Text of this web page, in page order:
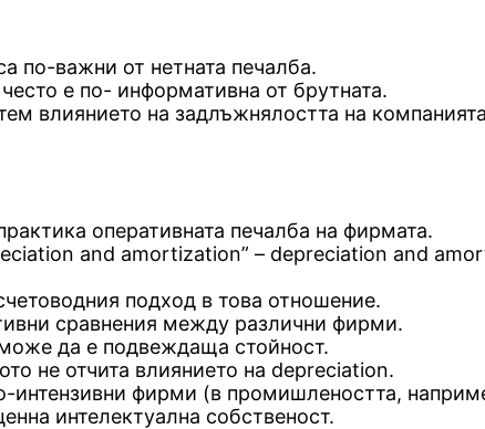
по-важни от нетната печалба.
е по- информативна от брутната.
влиянието на задлъжнялостта на
оперативната печалба на фирмата.
and amortization” – depreciation and
подход в това отношение.
сравнения между различни фирми.
да е подвеждаща стойност.
не отчита влиянието на depreciation.
интензивни фирми (в промишлеността,
интелектуална собственост.